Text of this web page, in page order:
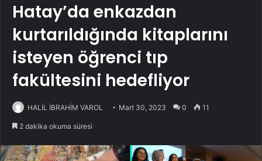
Hatay’da enkazdan
kurtarıldığında kitaplarını
isteyen öğrenci tıp
fakültesini hedefliyor
HALİL İBRAHİM VAROL Mart 30, 2023 0 11
2 dakika okuma süresi